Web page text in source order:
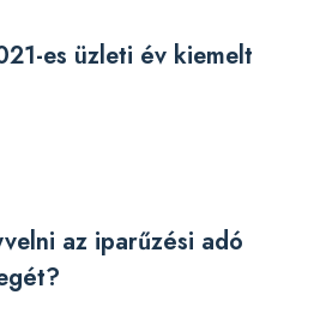
es üzleti év kiemelt
az iparűzési adó